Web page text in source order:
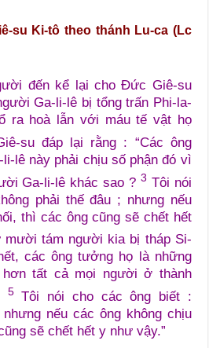
su Ki-tô theo thánh Lu-ca (Lc
đến kể lại cho Đức Giê-su
Ga-li-lê bị tổng trấn Phi-la-
ra hoà lẫn với máu tế vật họ
su đáp lại rằng : “Các ông
lê này phải chịu số phận đó vì
Ga-li-lê khác sao ? 3 Tôi nói
phải thế đâu ; nhưng nếu
thì các ông cũng sẽ chết hết
tám người kia bị tháp Si-
các ông tưởng họ là những
tất cả mọi người ở thành
5Tôi nói cho các ông biết :
nếu các ông không chịu
sẽ chết hết y như vậy.”